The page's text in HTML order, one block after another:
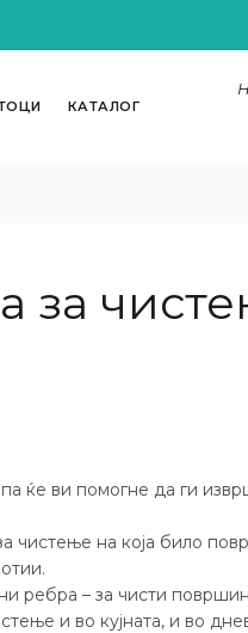
КАТАЛОГ
за
ќе ви помогне да ги
чистење на која било
ребра – за чисти
и во кујната, и во